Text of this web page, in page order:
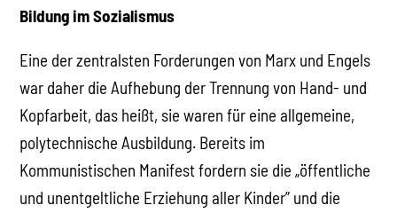
Bildung im Sozialismus
Eine der zentralsten Forderungen von Marx und Engels
war daher die Aufhebung der Trennung von Hand- und
Kopfarbeit, das heißt, sie waren für eine allgemeine,
polytechnische Ausbildung. Bereits im
Kommunistischen Manifest fordern sie die „öffentliche
und unentgeltliche Erziehung aller Kinder” und die